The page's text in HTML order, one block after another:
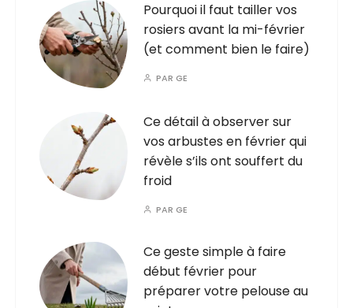
Pourquoi il faut tailler vos
rosiers avant la mi-février
(et comment bien le faire)
PARGE
Ce détail à observer sur
vos arbustes en février qui
révèle s’ils ont souffert du
froid
PARGE
Ce geste simple à faire
début février pour
préparer votre pelouse au